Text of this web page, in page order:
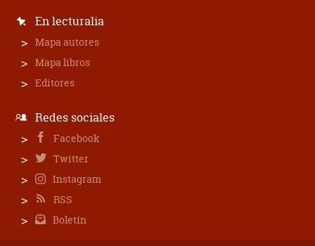
En lecturalia
Mapa autores
Mapa libros
Editores
Redes sociales
Facebook
Twitter
Instagram
RSS
Boletín